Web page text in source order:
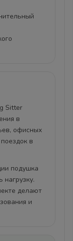
Sitter
в
офисных
в
подушка
нагрузку.
делают
и